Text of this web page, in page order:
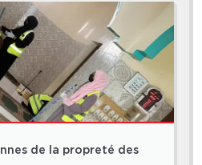
de la propreté des